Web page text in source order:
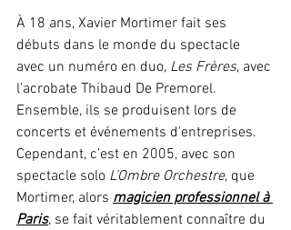
À 18 ans, Xavier Mortimer fait ses
débuts dans le monde du spectacle
avec un numéro en duo, Les Frères, avec
l’acrobate Thibaud De Premorel.
Ensemble, ils se produisent lors de
concerts et événements d'entreprises.
Cependant, c’est en 2005, avec son
spectacle solo L’Ombre Orchestre, que
Mortimer, alors magicien professionnel à
Paris, se fait véritablement connaître du